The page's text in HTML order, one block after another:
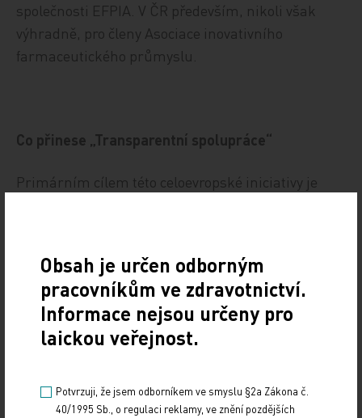
společnosti EFPIA. V ČR především, nikoli však
výhradně, pro členy Asociace inovativního
farmaceutického průmyslu.
Co přinese „Transparentní spolupráce“
Primárním cílem této celoevropské iniciativy je
souvisejících plateb. K tomuto účelu bude
připraven veřejně dostupný portál
www.transparentnispoluprace. cz, na kterém
budou zveřejněny veškeré platby a jiná plnění
zdravotnickými zařízeními farmaceutickým
společnostem (včetně jména konkrétní
Obsah je určen odborným
pracovníkům ve zdravotnictví.
Informace nejsou určeny pro
laickou veřejnost.
Potvrzuji, že jsem odborníkem ve smyslu §2a Zákona č.
40/1995 Sb., o regulaci reklamy, ve znění pozdějších